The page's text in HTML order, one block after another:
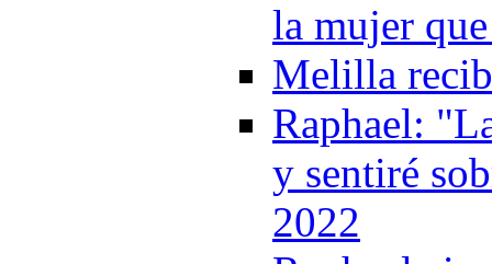
la mujer
Melilla
Raphael:
y sentiré
2022